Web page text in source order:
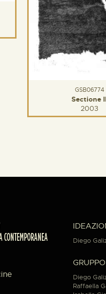
GSB06774
Sectione II
2003
Diego
Diego
Raffaella